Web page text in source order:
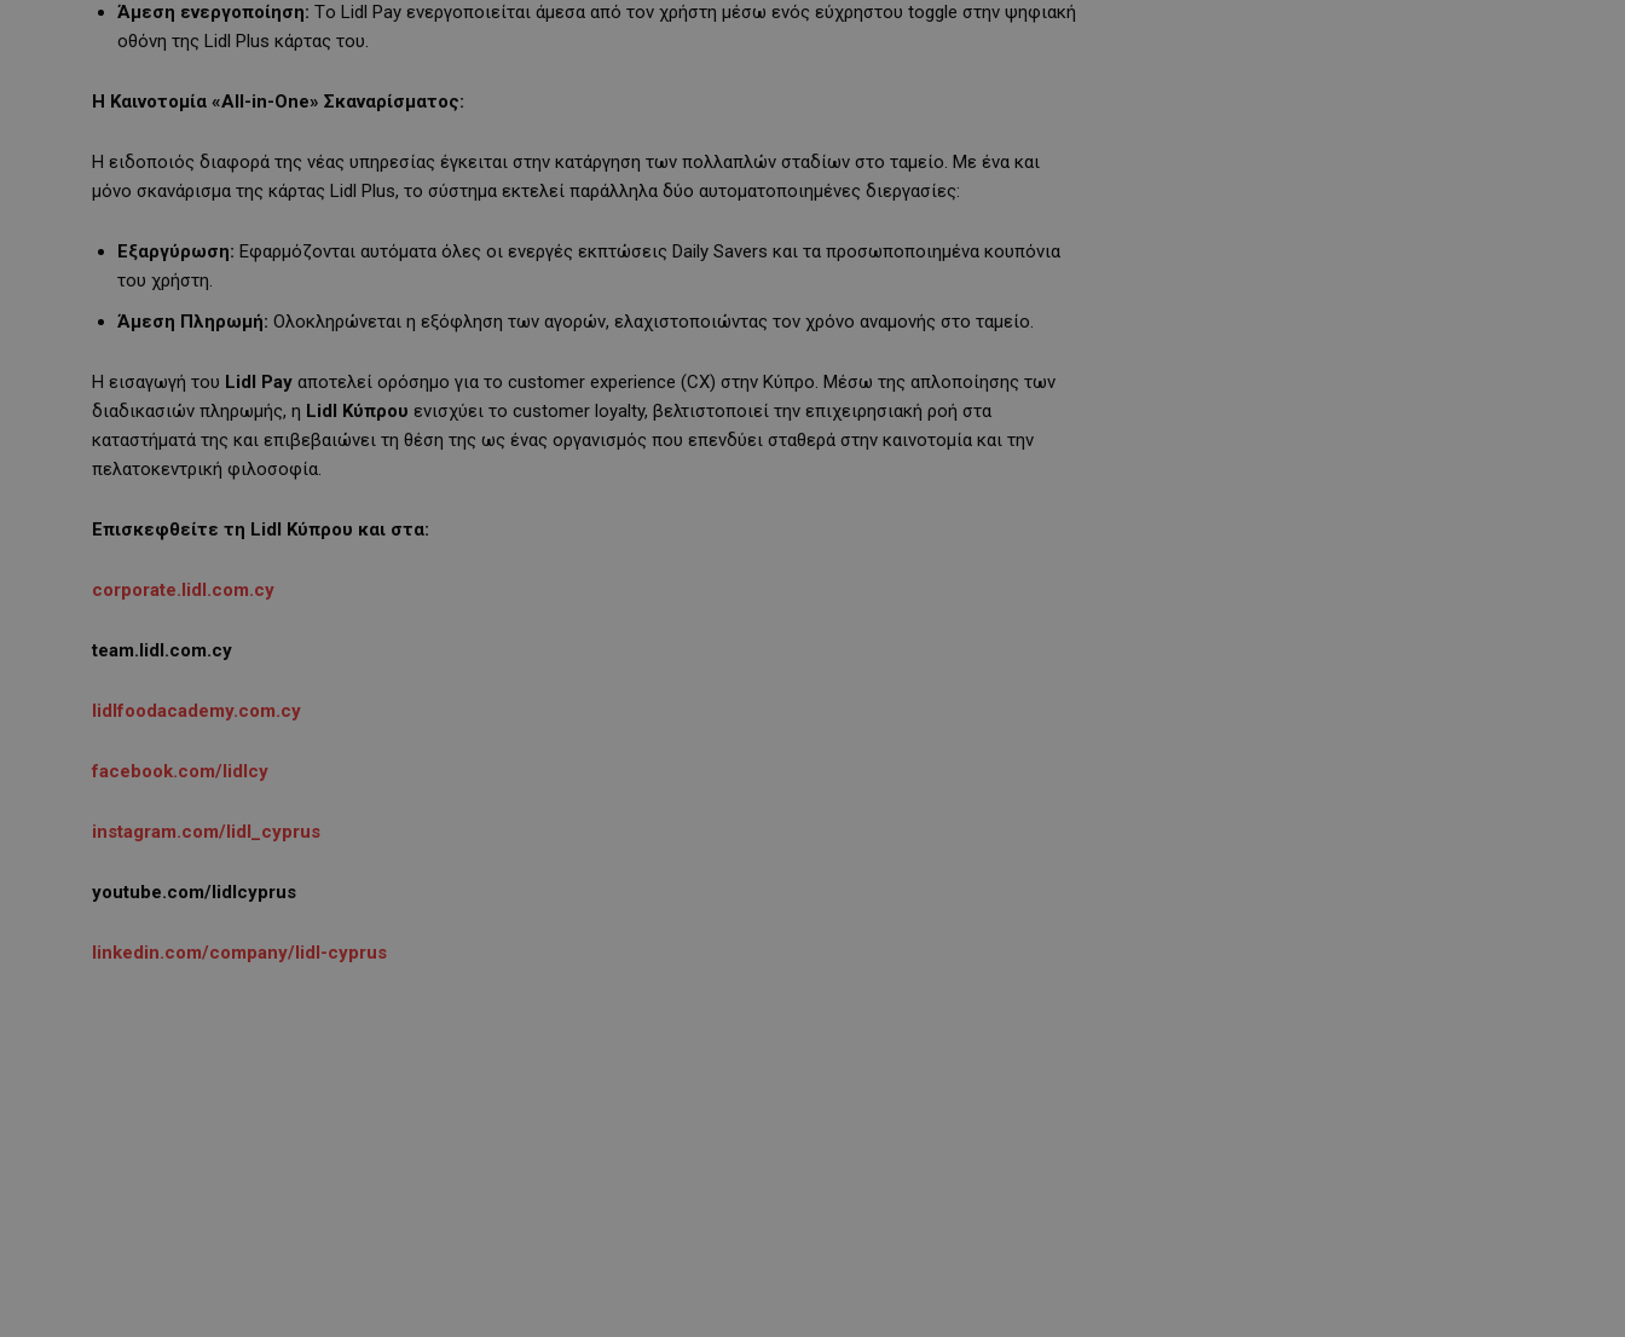
Άμεση ενεργοποίηση: Τo Lidl Pay ενεργοποιείται άμεσα από τον χρήστη μέσω ενός εύχρηστου toggle στην ψηφιακή
οθόνη της Lidl Plus κάρτας του.
Η Καινοτομία «All-in-One» Σκαναρίσματος:
Η ειδοποιός διαφορά της νέας υπηρεσίας έγκειται στην κατάργηση των πολλαπλών σταδίων στο ταμείο. Με ένα και
μόνο σκανάρισμα της κάρτας Lidl Plus, το σύστημα εκτελεί παράλληλα δύο αυτοματοποιημένες διεργασίες:
Εξαργύρωση: Εφαρμόζονται αυτόματα όλες οι ενεργές εκπτώσεις Daily Savers και τα προσωποποιημένα κουπόνια
του χρήστη.
Άμεση Πληρωμή: Ολοκληρώνεται η εξόφληση των αγορών, ελαχιστοποιώντας τον χρόνο αναμονής στο ταμείο.
Η εισαγωγή του Lidl Pay αποτελεί ορόσημο για το customer experience (CX) στην Κύπρο. Μέσω της απλοποίησης των
διαδικασιών πληρωμής, η Lidl Κύπρου ενισχύει το customer loyalty, βελτιστοποιεί την επιχειρησιακή ροή στα
καταστήματά της και επιβεβαιώνει τη θέση της ως ένας οργανισμός που επενδύει σταθερά στην καινοτομία και την
πελατοκεντρική φιλοσοφία.
Επισκεφθείτε τη Lidl Κύπρου και στα:
corporate.lidl.com.cy
team.lidl.com.cy
lidlfoodacademy.com.cy
facebook.com/lidlcy
instagram.com/lidl_cyprus
youtube.com/lidlcyprus
linkedin.com/company/lidl-cyprus